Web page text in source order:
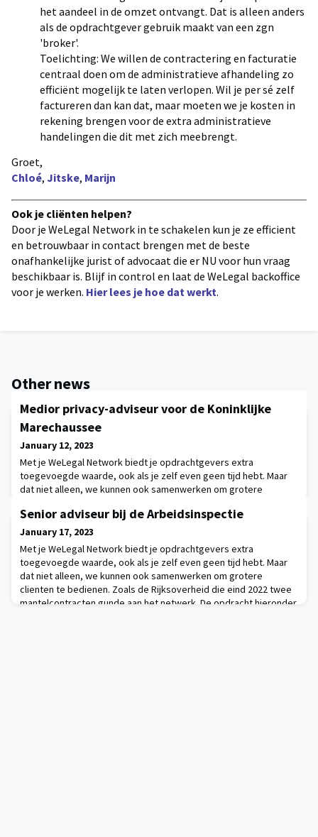
het aandeel in de omzet ontvangt. Dat is alleen anders
als de opdrachtgever gebruik maakt van een zgn
'broker'.
Toelichting: We willen de contractering en facturatie
centraal doen om de administratieve afhandeling zo
efficiënt mogelijk te laten verlopen. Wil je per sé zelf
factureren dan kan dat, maar moeten we je kosten in
rekening brengen voor de extra administratieve
handelingen die dit met zich meebrengt.
Groet,
Chloé, Jitske, Marijn
Ook je cliënten helpen?
Door je WeLegal Network in te schakelen kun je ze efficient
en betrouwbaar in contact brengen met de beste
onafhankelijke jurist of advocaat die er NU voor hun vraag
beschikbaar is. Blijf in control en laat de WeLegal backoffice
voor je werken. Hier lees je hoe dat werkt.
Other news
Medior privacy-adviseur voor de Koninklijke
Marechaussee
January 12, 2023
Met je WeLegal Network biedt je opdrachtgevers extra
toegevoegde waarde, ook als je zelf even geen tijd hebt. Maar
dat niet alleen, we kunnen ook samenwerken om grotere
mantelcontracten gunde aan het netwerk. De opdracht hieronder
is daaruit afkomstig. Medior privacy-adviseur voor de Koninklijke
MarechausseeDeze rol als medior privacy
Senior adviseur bij de Arbeidsinspectie
January 17, 2023
Met je WeLegal Network biedt je opdrachtgevers extra
toegevoegde waarde, ook als je zelf even geen tijd hebt. Maar
dat niet alleen, we kunnen ook samenwerken om grotere
clienten te bedienen. Zoals de Rijksoverheid die eind 2022 twee
mantelcontracten gunde aan het netwerk. De opdracht hieronder